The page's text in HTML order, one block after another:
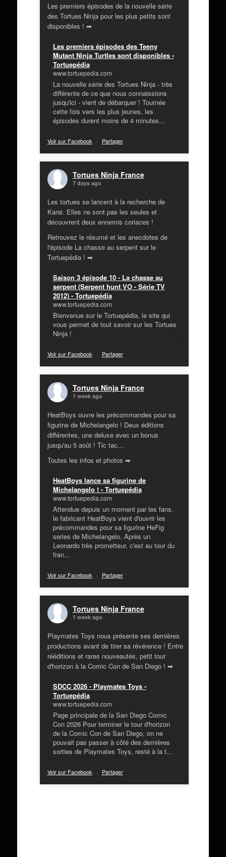
Les premiers épisodes de la nouvelle série
des Tortues Ninja pour les plus petits sont
disponibles ! ➡
Les premiers épisodes des Teeny
Mutant Ninja Turtles sont disponibles -
Tortuepédia
www.tortuepedia.com
La nouvelle série des Tortues Ninja - très
différente de ce que nous connaissions
jusqu'ici - vient de débarquer ! Tournée
cette fois vers les plus jeunes, les
épisodes durent moins de 4 minutes...
Voir sur Facebook · Partager
Tortues Ninja France
7 days ago
Les tortues se lancent à la recherche de
Karai. Elles ne sont pas les seules et
découvrent deux ennemis coriaces !
Retrouvez le résumé et les anecdotes de
l'épisode La chasse au serpent sur le
Tortuepédia ! ➡
Saison 3 épisode 10 - La chasse au
serpent (Serpent hunt VO - Série TV
2012) - Tortuepédia
www.tortuepedia.com
Bienvenue sur le Tortuepédia, le site qui
vous permet de tout savoir sur les Tortues
Ninja !
Voir sur Facebook · Partager
Tortues Ninja France
1 week ago
HeatBoys ouvre les précommandes pour sa
figurine de Michelangelo ! Deux éditions
différentes, une deluxe avec un bonus
jusqu'au 5 août ! Tic tac...
Toutes les infos et photos ➡
HeatBoys lance sa figurine de
Michelangelo ! - Tortuepédia
www.tortuepedia.com
Attendue depuis un moment par les fans,
le fabricant HeatBoys vient d'ouvrir les
précommandes pour sa figurine HeFig
series de Michelangelo. Après un
Leonardo très prometteur, c'est au tour du
fran...
Voir sur Facebook · Partager
Tortues Ninja France
1 week ago
Playmates Toys nous présente ses dernières
productions avant de tirer sa révérence ! Entre
rééditions et rares nouveautés, petit tour
d'horizon à la Comic Con de San Diego ! ➡
SDCC 2026 - Playmates Toys -
Tortuepédia
www.tortuepedia.com
Page principale de la San Diego Comic
Con 2026 Pour terminer le tour d'horizon
de la Comic Con de San Diego, on ne
pouvait pas passer à côté des dernières
sorties de Playmates Toys, resté à la t...
Voir sur Facebook · Partager